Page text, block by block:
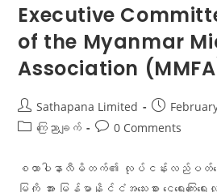
Executive
of the Myanmar
Association
Sathapana Limited
ကြေညာချက်
0 Comments
စထာပါနာလီမိတက်၏ လုပ်ငန်းလည်ပတ်ရေ
မြကို အား မြန်မာနိုင်ငံအသေးစား ငွေရေးကြေး